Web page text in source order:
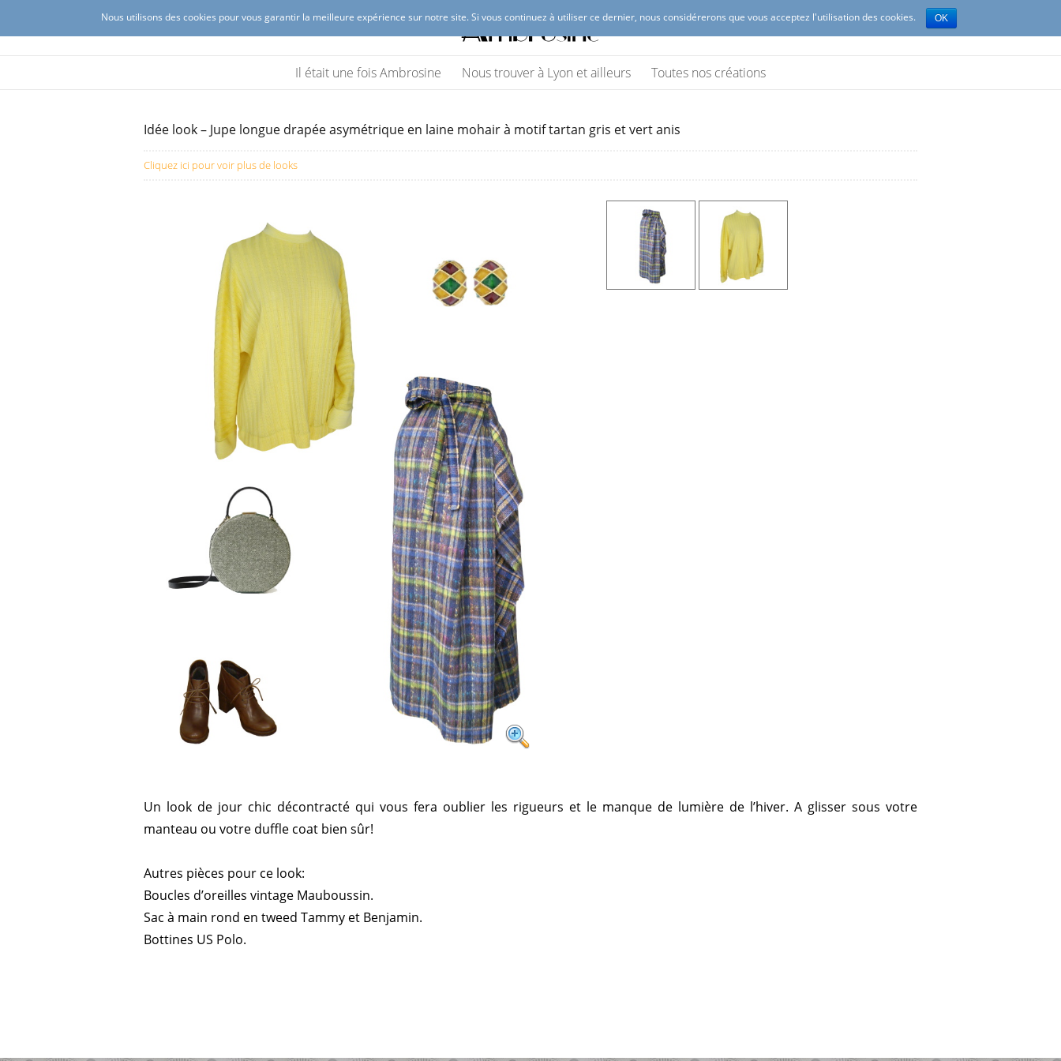
Il était une fois Ambrosine
Nous trouver à Lyon et ailleurs Toutes nos créations
Idée look – Jupe longue drapée asymétrique en laine mohair à motif tartan gris et vert anis
Cliquez ici pour voir plus de looks
Un look de jour chic décontracté qui vous fera oublier les rigueurs et le manque de lumière de l’hiver. A glisser sous votre
manteau ou votre duffle coat bien sûr!
Autres pièces pour ce look:
Boucles d’oreilles vintage Mauboussin.
Sac à main rond en tweed Tammy et Benjamin.
Bottines US Polo.
Nous utilisons des cookies pour vous garantir la meilleure expérience sur notre site. Si vous continuez à utiliser ce dernier, nous considérerons que vous acceptez l'utilisation des cookies. OK